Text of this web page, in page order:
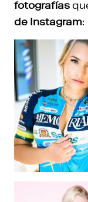
fotografías
de Instagram: